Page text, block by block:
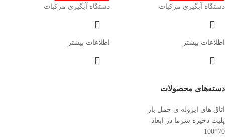
دسته‌های محصولات
اتاق های ایزوله ی حمل بار
پلیت ذخیره سرما در ابعاد
70*100
دستگاه آبگیری مرکبات
اطلاعات بیشتر
دستگاه آبگیری مرکبات
اطلاعات بیشتر